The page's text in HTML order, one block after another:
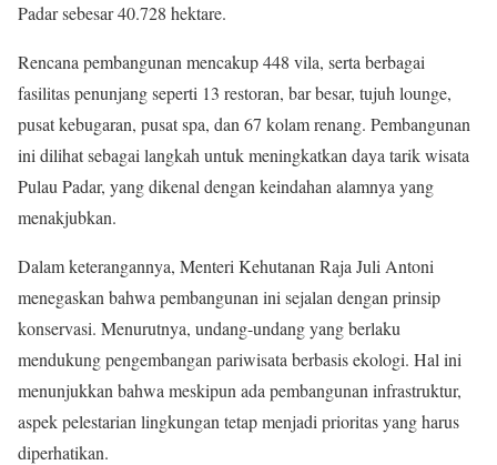
Padar sebesar 40.728 hektare.
Rencana pembangunan mencakup 448 vila, serta berbagai
fasilitas penunjang seperti 13 restoran, bar besar, tujuh lounge,
pusat kebugaran, pusat spa, dan 67 kolam renang. Pembangunan
ini dilihat sebagai langkah untuk meningkatkan daya tarik wisata
Pulau Padar, yang dikenal dengan keindahan alamnya yang
menakjubkan.
Dalam keterangannya, Menteri Kehutanan Raja Juli Antoni
menegaskan bahwa pembangunan ini sejalan dengan prinsip
konservasi. Menurutnya, undang-undang yang berlaku
mendukung pengembangan pariwisata berbasis ekologi. Hal ini
menunjukkan bahwa meskipun ada pembangunan infrastruktur,
aspek pelestarian lingkungan tetap menjadi prioritas yang harus
diperhatikan.